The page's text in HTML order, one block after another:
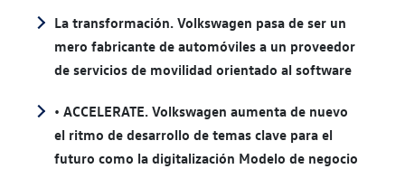
La transformación. Volkswagen pasa de ser un
mero fabricante de automóviles a un proveedor
de servicios de movilidad orientado al software
• ACCELERATE. Volkswagen aumenta de nuevo
el ritmo de desarrollo de temas clave para el
futuro como la digitalización Modelo de negocio